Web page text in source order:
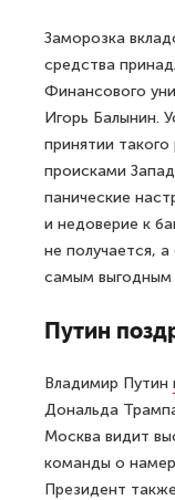
Заморозка
средства
Финансового
Игорь Балынин.
принятии
происками
панические
и недоверие к
не получается,
самым выгодным
Путин
Владимир Путин
Дональда
Москва видит
команды о
Президент